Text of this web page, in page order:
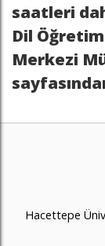
saatleri
Dil
Merkezi
Hacettepe